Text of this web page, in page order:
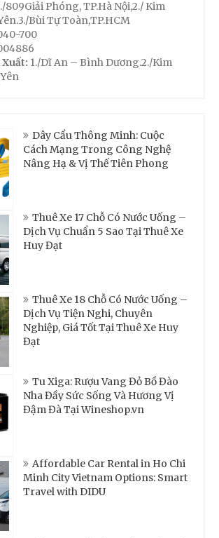
809Giải Phóng, TP.Hà Nội,2./ Kim
Bùi Tự Toàn,TP.HCM
700
1./Dĩ An – Bình Dương.2./Kim
Dây Cẩu Thông Minh: Cuộc
Cách Mạng Trong Công Nghệ
Nâng Hạ & Vị Thế Tiên Phong
Thuê Xe 17 Chỗ Có Nước Uống –
Dịch Vụ Chuẩn 5 Sao Tại Thuê Xe
Huy Đạt
Thuê Xe 18 Chỗ Có Nước Uống –
Dịch Vụ Tiện Nghi, Chuyên
Nghiệp, Giá Tốt Tại Thuê Xe Huy
Đạt
Tu Xiga: Rượu Vang Đỏ Bồ Đào
Nha Đầy Sức Sống Và Hương Vị
Đậm Đà Tại Wineshop.vn
Affordable Car Rental in Ho Chi
Minh City Vietnam Options: Smart
Travel with DIDU